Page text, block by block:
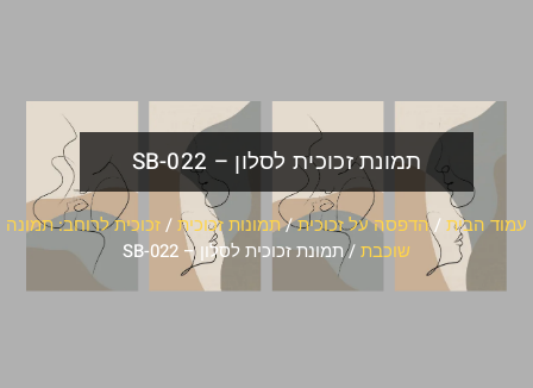
תמונת זכוכית לסלון – SB-022
עמוד הבית /הדפסה על זכוכית/תמונות זכוכית/זכוכית לרוחב: תמונה
שוכבת/ תמונת זכוכית לסלון – SB-022